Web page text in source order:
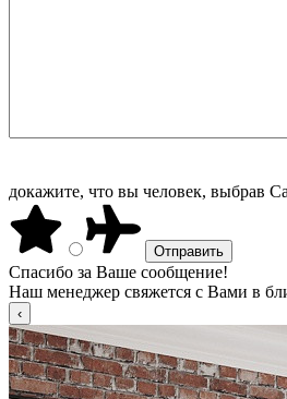
докажите, что вы человек, выбрав
Спасибо за Ваше сообщение!
Наш менеджер свяжется с Вами в